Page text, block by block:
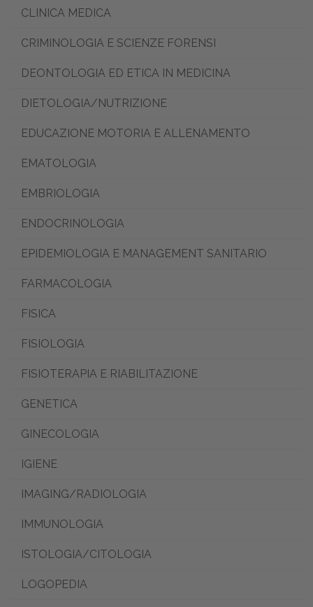
CLINICA MEDICA
CRIMINOLOGIA E SCIENZE FORENSI
DEONTOLOGIA ED ETICA IN MEDICINA
DIETOLOGIA/NUTRIZIONE
EDUCAZIONE MOTORIA E ALLENAMENTO
EMATOLOGIA
EMBRIOLOGIA
ENDOCRINOLOGIA
EPIDEMIOLOGIA E MANAGEMENT SANITARIO
FARMACOLOGIA
FISICA
FISIOLOGIA
FISIOTERAPIA E RIABILITAZIONE
GENETICA
GINECOLOGIA
IGIENE
IMAGING/RADIOLOGIA
IMMUNOLOGIA
ISTOLOGIA/CITOLOGIA
LOGOPEDIA